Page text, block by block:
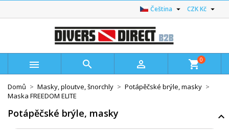
CZK Kč 
Čeština 
   shopping_cart0
Domů Masky, ploutve, šnorchly
Potápěčské brýle, masky
Maska FREEDOM ELITE
Potápěčské brýle, masky